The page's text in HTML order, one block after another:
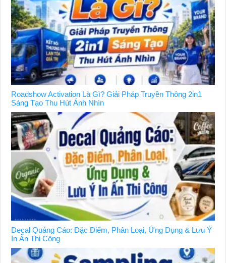
Roadshow Activation Là Gì? Giải Pháp Truyền Thông 2in1
Sáng Tạo Thu Hút Ánh Nhìn
Decal Quảng Cáo: Đặc Điểm, Phân Loại, Ứng Dụng & Lưu Ý
In Ấn Thi Công